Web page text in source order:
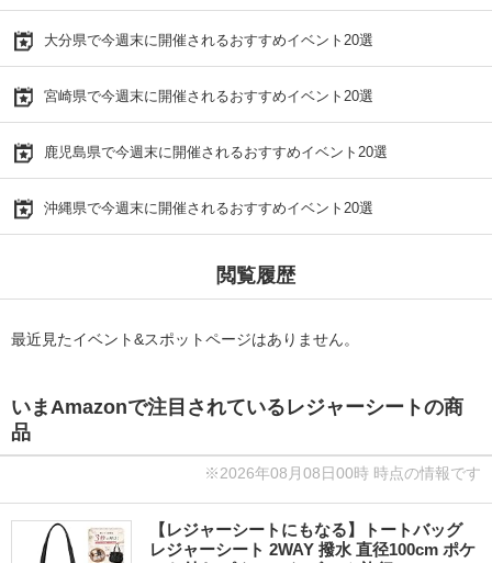
大分県で今週末に開催されるおすすめイベント20選
宮崎県で今週末に開催されるおすすめイベント20選
鹿児島県で今週末に開催されるおすすめイベント20選
沖縄県で今週末に開催されるおすすめイベント20選
閲覧履歴
最近見たイベント&スポットページはありません。
いまAmazonで注目されているレジャーシートの商
品
※2026年08月08日00時 時点の情報です
【レジャーシートにもなる】トートバッグ
レジャーシート 2WAY 撥水 直径100cm ポケ